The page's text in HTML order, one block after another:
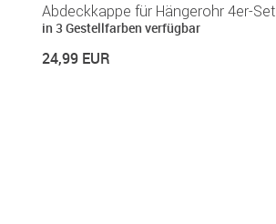
Abdeckkappe für Hängerohr 4er-Set
in 3 Gestellfarben verfügbar
24,99 EUR